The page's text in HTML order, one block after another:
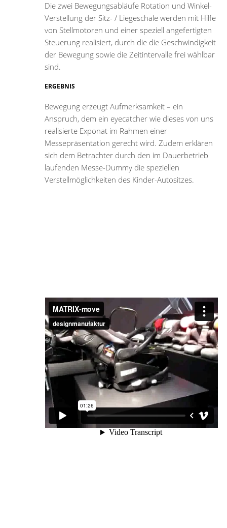
Die zwei Bewegungsabläufe Rotation und Winkel-
Verstellung der Sitz- / Liegeschale werden mit Hilfe
von Stellmotoren und einer speziell angefertigten
Steuerung realisiert, durch die die Geschwindigkeit
der Bewegung sowie die Zeitintervalle frei wählbar
sind.
ERGEBNIS
Bewegung erzeugt Aufmerksamkeit – ein
Anspruch, dem ein eyecatcher wie dieses von uns
realisierte Exponat im Rahmen einer
Messepräsentation gerecht wird. Zudem erklären
sich dem Betrachter durch den im Dauerbetrieb
laufenden Messe-Dummy die speziellen
Verstellmöglichkeiten des Kinder-Autositzes.